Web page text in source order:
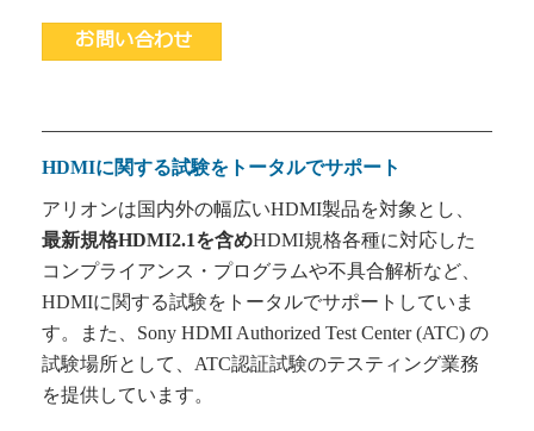
お問い合わせ
HDMIに関する試験をトータルでサポート
アリオンは国内外の幅広いHDMI製品を対象とし、
最新規格HDMI2.1を含めHDMI規格各種に対応した
コンプライアンス・プログラムや不具合解析など、
HDMIに関する試験をトータルでサポートしていま
す。また、Sony HDMI Authorized Test Center (ATC) の
試験場所として、ATC認証試験のテスティング業務
を提供しています。